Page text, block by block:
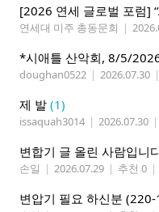
연세대 미주 총동문회 |
doughan0522 | 2026.07.30 |
제 발 (1)
issaquah3014 | 2026.07.30 |
손일 | 2026.07.29 | 추천 0 |
변압기 필요 하신분